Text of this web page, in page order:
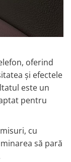
oferind
și efectele
este un
pentru
cu
să pară